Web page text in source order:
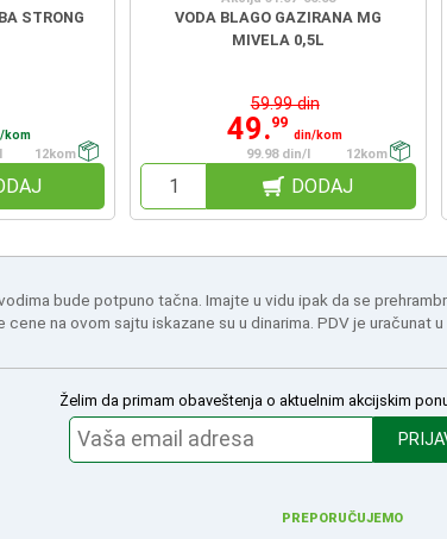
STRONG
kom
12kom
VODA BLAGO GAZIRANA MG
MIVELA 0,5L
59.99 din
49.99
din/kom
99.98 din/l
12kom
DODAJ
bude potpuno tačna. Imajte u vidu ipak da se
na ovom sajtu iskazane su u dinarima. PDV je
Želim da primam obaveštenja o aktuelnim akcijskim
PREPORUČUJEMO